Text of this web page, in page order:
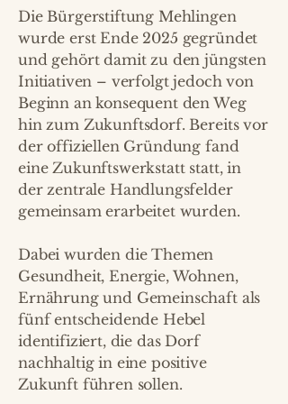
Die Bürgerstiftung Mehlingen
wurde erst Ende 2025 gegründet
und gehört damit zu den jüngsten
Initiativen – verfolgt jedoch von
Beginn an konsequent den Weg
hin zum Zukunftsdorf. Bereits vor
der offiziellen Gründung fand
eine Zukunftswerkstatt statt, in
der zentrale Handlungsfelder
gemeinsam erarbeitet wurden.
Dabei wurden die Themen
Gesundheit, Energie, Wohnen,
Ernährung und Gemeinschaft als
fünf entscheidende Hebel
identifiziert, die das Dorf
nachhaltig in eine positive
Zukunft führen sollen.